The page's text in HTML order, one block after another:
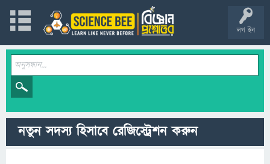
লগ ইন
নতুন সদস্য হিসাবে রেজিস্ট্রেশন করুন